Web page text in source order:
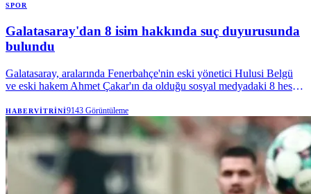
SPOR
Galatasaray'dan 8 isim hakkında suç duyurusunda
bulundu
Galatasaray, aralarında Fenerbahçe'nin eski yönetici Hulusi Belgü
ve eski hakem Ahmet Çakar'ın da olduğu sosyal medyadaki 8 hesap
haklarını kullanmaya devam edeceğini açıkladı.
HABERVITRINI9143 Görüntüleme